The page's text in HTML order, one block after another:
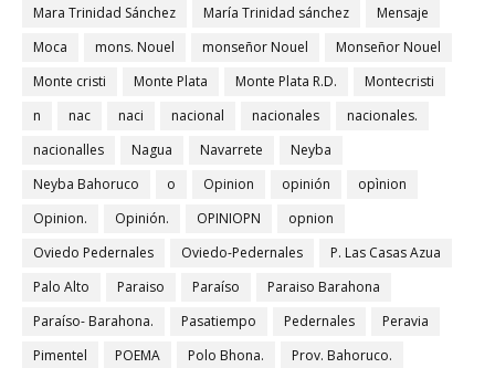
Mara Trinidad Sánchez
María Trinidad sánchez
Mensaje
Moca
mons. Nouel monseñor Nouel
Monseñor Nouel
Monte cristi
Monte Plata Monte Plata R.D.
Montecristi
n
nac naci nacional nacionales
nacionales.
nacionalles
Nagua Navarrete
Neyba
Neyba Bahoruco
o Opinion opinión
opìnion
Opinion.
Opinión. OPINIOPN
opnion
Oviedo Pedernales
Oviedo-Pedernales
P. Las Casas Azua
Palo Alto
Paraiso Paraíso
Paraiso Barahona
Paraíso- Barahona.
Pasatiempo Pedernales
Peravia
Pimentel
POEMA Polo Bhona.
Prov. Bahoruco.